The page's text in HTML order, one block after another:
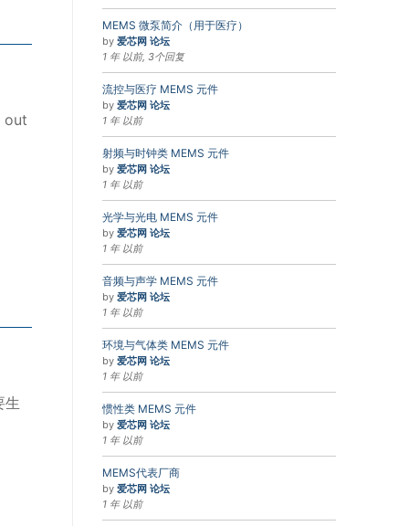
out
生
MEMS 微泵简介（用于医疗）
by 爱芯网 论坛
1 年 以前, 3个回复
流控与医疗 MEMS 元件
by 爱芯网 论坛
1 年 以前
射频与时钟类 MEMS 元件
by 爱芯网 论坛
1 年 以前
光学与光电 MEMS 元件
by 爱芯网 论坛
1 年 以前
音频与声学 MEMS 元件
by 爱芯网 论坛
1 年 以前
环境与气体类 MEMS 元件
by 爱芯网 论坛
1 年 以前
惯性类 MEMS 元件
by 爱芯网 论坛
1 年 以前
MEMS代表厂商
by 爱芯网 论坛
1 年 以前